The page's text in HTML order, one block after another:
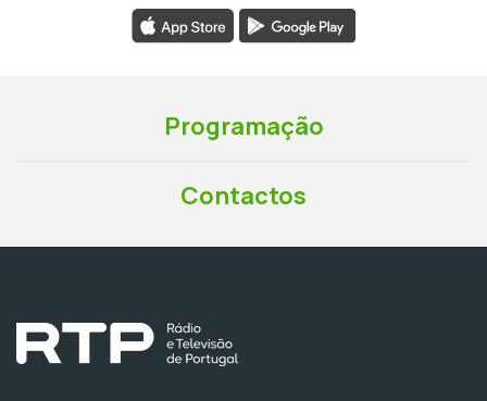
Programação
Contactos